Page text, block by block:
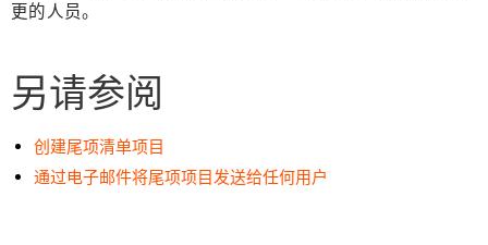
更的人员。
另请参阅
创建尾项清单项目
通过电子邮件将尾项项目发送给任何用户